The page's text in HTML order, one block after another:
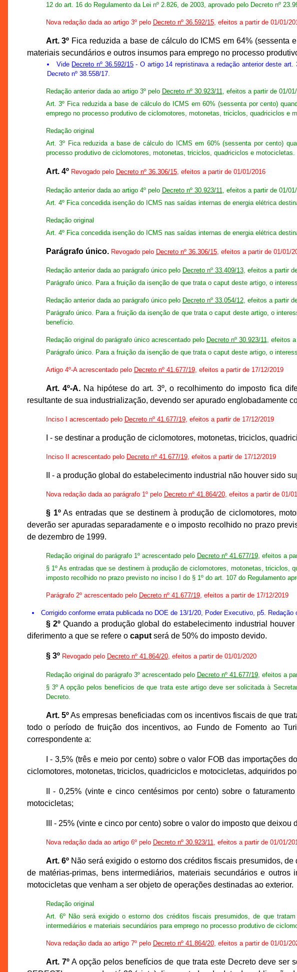
12 do art. 16 do Regulamento da Lei nº 2.826, de 2003, aprovado pelo Decreto nº
Nova redação dada ao artigo 3º pelo Decreto nº 36.592/15, efeitos a partir de 01/01/
Art. 3º Fica reduzida a base de cálculo do ICMS em 64% (sessenta
materiais secundários e outros insumos para emprego no processo
Vide Decreto nº 36.592/15- O artigo 14 repristinava a redação anterior deste art.
Decreto nº 38.558/17.
Redação anterior dada ao artigo 3º pelo Decreto nº 30.923/11, efeitos a partir de 01/
Art. 3º Fica reduzida a base de cálculo do ICMS em 60% (sessenta por cento)
emprego no processo produtivo de ciclomotores, motonetas, triciclos, quadriciclos e
Redação original
Art. 3º Fica reduzida a base de cálculo do ICMS em 60% (sessenta por cento)
processo produtivo de ciclomotores, motonetas, triciclos, quadriciclos e motocicletas.
Art. 4º Revogado pelo Decreto nº 36.306/15, efeitos a partir de 01/01/2016
Redação anterior dada ao artigo 4º pelo Decreto nº 30.923/11, efeitos a partir de 01/
Art. 4º Fica concedida isenção do ICMS nas saídas internas de energia elétrica
Redação original
Art. 4º Fica concedida isenção do ICMS nas saídas internas de energia elétrica
Parágrafo único. Revogado pelo Decreto nº 36.306/15, efeitos a partir de 01/01/
Redação anterior dada ao parágrafo único pelo Decreto nº 33.409/13, efeitos a partir
Parágrafo único. Para a fruição da isenção de que trata o caput deste artigo, o
Redação anterior dada ao parágrafo único pelo Decreto nº 33.054/12, efeitos a partir
Parágrafo único. Para a fruição da isenção de que trata o caput deste artigo, o
benefício.
Redação original do parágrafo único acrescentado pelo Decreto nº 30.923/11, efeitos a
Parágrafo único. Para a fruição da isenção de que trata o caput deste artigo, o
Artigo 4º-A acrescentado pelo Decreto nº 41.677/19, efeitos a partir de 17/12/2019
Art. 4º-A.Na hipótese do art. 3º, o recolhimento do imposto fica
resultante de sua industrialização, devendo ser apurado englobadamente
Inciso I acrescentado pelo Decreto nº 41.677/19, efeitos a partir de 17/12/2019
I - se destinar a produção de ciclomotores, motonetas, triciclos,
Inciso II acrescentado pelo Decreto nº 41.677/19, efeitos a partir de 17/12/2019
II - a produção global do estabelecimento industrial não houver sido
Nova redação dada ao parágrafo 1º pelo Decreto nº 41.864/20, efeitos a partir de 01/
§ 1ºAs entradas que se destinem à produção de ciclomotores,
deverão ser apuradas separadamente e o imposto recolhido no prazo
de dezembro de 1999.
Redação original do parágrafo 1º acrescentado pelo Decreto nº 41.677/19, efeitos a
§ 1º As entradas que se destinem à produção de ciclomotores, motonetas,
imposto recolhido no prazo previsto no inciso I do § 1º do art. 107 do Regulamento
Parágrafo 2º acrescentado pelo Decreto nº 41.677/19, efeitos a partir de 17/12/2019
Corrigido conforme errata publicada no DOE de 13/1/20, Poder Executivo, p5.
§ 2ºQuando a produção global do estabelecimento industrial
diferimento a que se refere o caputserá de 50% do imposto devido.
§ 3º Revogado pelo Decreto nº 41.864/20, efeitos a partir de 01/01/2020
Redação original do parágrafo 3º acrescentado pelo Decreto nº 41.677/19, efeitos a
§ 3º A opção pelos benefícios de que trata este artigo deve ser solicitada à
Decreto.
Art. 5ºAs empresas beneficiadas com os incentivos fiscais de que
todo o período de fruição dos incentivos, ao Fundo de Fomento ao
correspondente a:
I - 3,5% (três e meio por cento) sobre o valor FOB das importações
ciclomotores, motonetas, triciclos, quadriciclos e motocicletas, adquiridos
II - 0,25% (vinte e cinco centésimos por cento) sobre o
motocicletas;
III - 25% (vinte e cinco por cento) sobre o valor do imposto que
Nova redação dada ao artigo 6º pelo Decreto nº 30.923/11, efeitos a partir de 01/01/
Art. 6ºNão será exigido o estorno dos créditos fiscais presumidos,
de matérias-primas, bens intermediários, materiais secundários e
motocicletas que venham a ser objeto de operações destinadas ao exterior.
Redação original
Art. 6º Não será exigido o estorno dos créditos fiscais presumidos, de que
intermediários e materiais secundários para emprego no processo produtivo de
Nova redação dada ao artigo 7º pelo Decreto nº 41.864/20, efeitos a partir de 01/01/
Art. 7ºA opção pelos benefícios de que trata este Decreto deve ser